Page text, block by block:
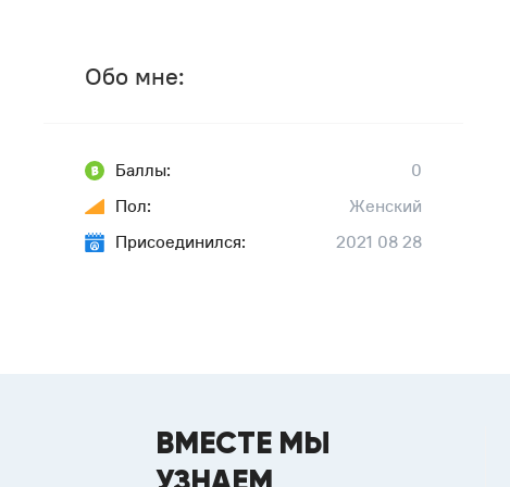
Обо мне:
Баллы:
0
Пол:
Женский
Присоединился:
2021 08 28
ВМЕСТЕ МЫ